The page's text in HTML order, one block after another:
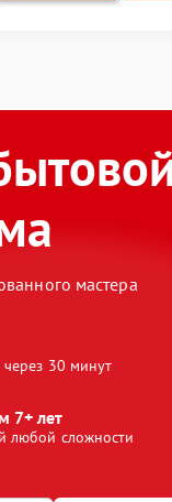
мастера
30 минут
7+ лет
любой сложности